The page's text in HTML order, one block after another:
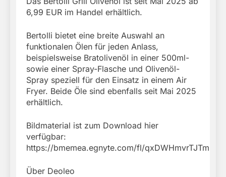
6,99 EUR im Handel erhältlich.
Bertolli bietet eine breite Auswahl an
funktionalen Ölen für jeden Anlass,
beispielsweise Bratolivenöl in einer 500ml-
sowie einer Spray-Flasche und Olivenöl-
Spray speziell für den Einsatz in einem Air
Fryer. Beide Öle sind ebenfalls seit Mai 2025
erhältlich.
Bildmaterial ist zum Download hier
verfügbar:
https://bmemea.egnyte.com/fl/qxDWHmvrTJTm
Über Deoleo